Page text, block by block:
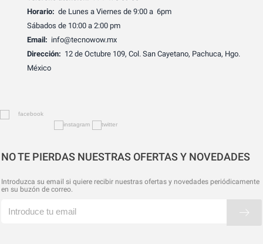
Horario: de Lunes a Viernes de 9:00 a 6pm
Sábados de 10:00 a 2:00 pm
Email: info@tecnowow.mx
Dirección: 12 de Octubre 109, Col. San Cayetano, Pachuca, Hgo.
México
NO TE PIERDAS NUESTRAS OFERTAS Y NOVEDADES
Introduzca su email si quiere recibir nuestras ofertas y novedades periódicamente
en su buzón de correo.